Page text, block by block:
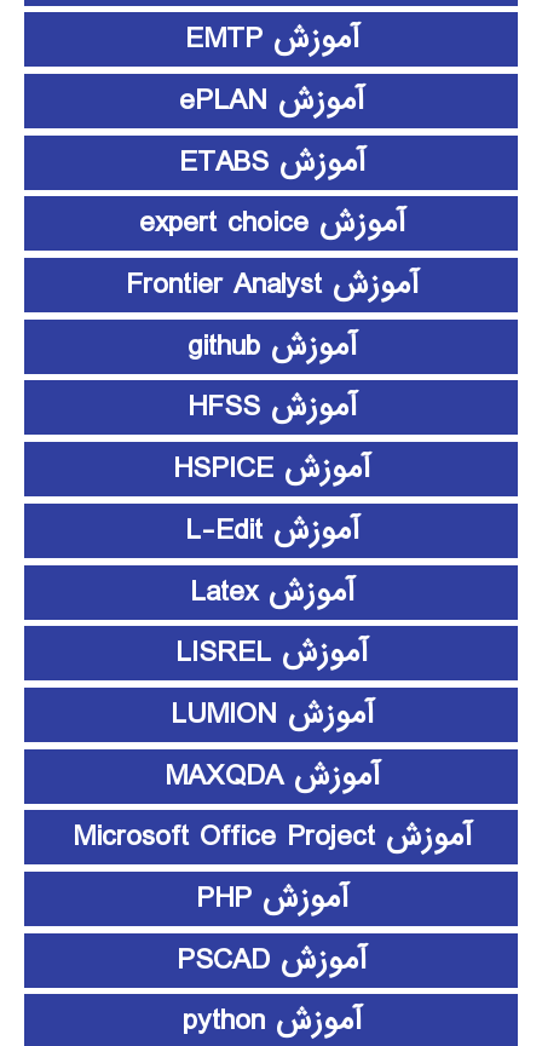
آموزش EMTP
آموزش ePLAN
آموزش ETABS
آموزش expert choice
آموزش Frontier Analyst
آموزش github
آموزش HFSS
آموزش HSPICE
آموزش L-Edit
آموزش Latex
آموزش LISREL
آموزش LUMION
آموزش MAXQDA
آموزش Microsoft Office Project
آموزش PHP
آموزش PSCAD
آموزش python